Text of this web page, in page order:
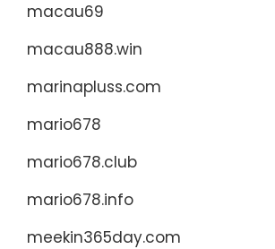
macau69
macau888.win
marinapluss.com
mario678
mario678.club
mario678.info
meekin365day.com